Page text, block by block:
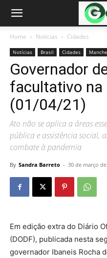
Home Notícias Cidades
Notícias Brasil Cidades
Governador
facultativo na
(01/04/21)
Ato não se aplica a áreas
pública e assistência social,
combate à pandemia
By Sandra Barreto - 30 de março de
Em edição extra do Diário
(DODF), publicada nesta
governador Ibaneis Rocha